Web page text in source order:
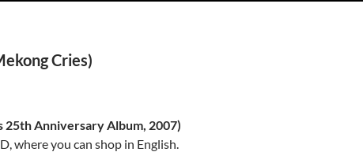
Cries)
25th Anniversary Album, 2007)
where you can shop in English.